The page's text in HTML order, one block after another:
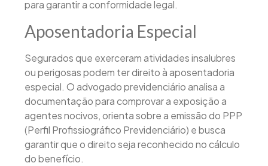
para garantir a conformidade legal.
Aposentadoria Especial
Segurados que exerceram atividades insalubres
ou perigosas podem ter direito à aposentadoria
especial. O advogado previdenciário analisa a
documentação para comprovar a exposição a
agentes nocivos, orienta sobre a emissão do PPP
(Perfil Profissiográfico Previdenciário) e busca
garantir que o direito seja reconhecido no cálculo
do benefício.